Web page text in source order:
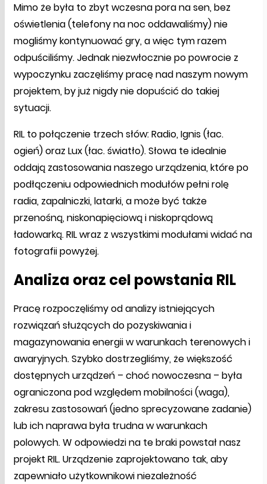
Mimo że była to zbyt wczesna pora na sen, bez
oświetlenia (telefony na noc oddawaliśmy) nie
mogliśmy kontynuować gry, a więc tym razem
odpuściliśmy. Jednak niezwłocznie po powrocie z
wypoczynku zaczęliśmy pracę nad naszym nowym
projektem, by już nigdy nie dopuścić do takiej
sytuacji.
RIL to połączenie trzech słów: Radio, Ignis (łac.
ogień) oraz Lux (łac. światło). Słowa te idealnie
oddają zastosowania naszego urządzenia, które po
podłączeniu odpowiednich modułów pełni rolę
radia, zapalniczki, latarki, a może być także
przenośną, niskonapięciową i niskoprądową
ładowarką. RIL wraz z wszystkimi modułami widać na
fotografii powyżej.
Analiza oraz cel powstania RIL
Pracę rozpoczęliśmy od analizy istniejących
rozwiązań służących do pozyskiwania i
magazynowania energii w warunkach terenowych i
awaryjnych. Szybko dostrzegliśmy, że większość
dostępnych urządzeń – choć nowoczesna – była
ograniczona pod względem mobilności (waga),
zakresu zastosowań (jedno sprecyzowane zadanie)
lub ich naprawa była trudna w warunkach
polowych. W odpowiedzi na te braki powstał nasz
projekt RIL. Urządzenie zaprojektowano tak, aby
zapewniało użytkownikowi niezależność